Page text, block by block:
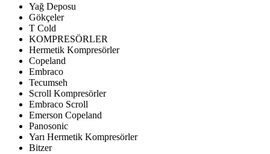
Yağ Deposu
Gökçeler
T Cold
KOMPRESÖRLER
Hermetik Kompresörler
Copeland
Embraco
Tecumseh
Scroll Kompresörler
Embraco Scroll
Emerson Copeland
Panosonic
Yarı Hermetik Kompresörler
Bitzer